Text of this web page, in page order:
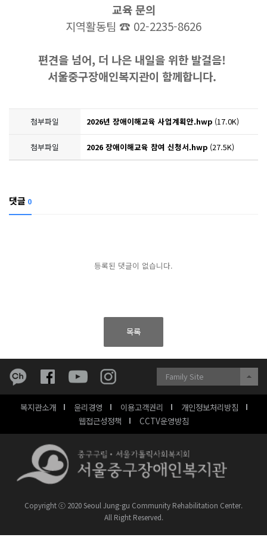
교육 문의
지역활동팀 ☎️ 02-2235-8626
편견을 넘어, 더 나은 내일을 위한 발걸음!
서울중구장애인복지관이 함께합니다.
첨부파일 2026년 장애이해교육 사업계획안.hwp (17.0K)
첨부파일 2026 장애이해교육 참여 신청서.hwp (27.5K)
댓글 0
등록된 댓글이 없습니다.
목록
복지관소개 윤리경영 이용고객권리
개인정보처리방침
웹접근성정책
CCTV운영방침
Family Site
Copyright ⓒ 2020 Seoul Jung-gu Community Rehabilitation Center.
All Right Reserved.